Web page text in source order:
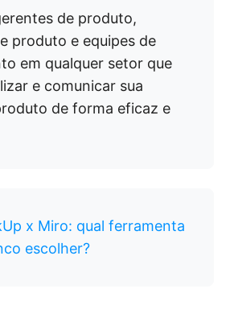
de produto,
produto e equipes de
em qualquer setor que
e comunicar sua
de forma eficaz e
x Miro: qual ferramenta
escolher?